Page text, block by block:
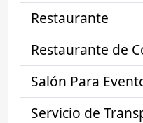
Restaurante
Restaurante de
Salón Para
Servicio de